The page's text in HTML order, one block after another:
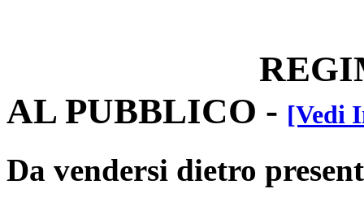
AL PUBBLICO - [Vedi
Da vendersi dietro